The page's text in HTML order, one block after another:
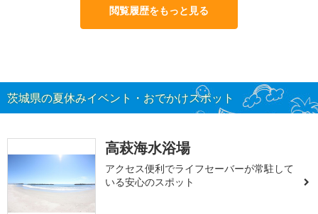
閲覧履歴をもっと見る
茨城県の夏休みイベント・おでかけスポット
高萩海水浴場
アクセス便利でライフセーバーが常駐して
いる安心のスポット